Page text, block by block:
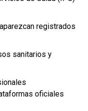
registrados
sanitarios y
oficiales